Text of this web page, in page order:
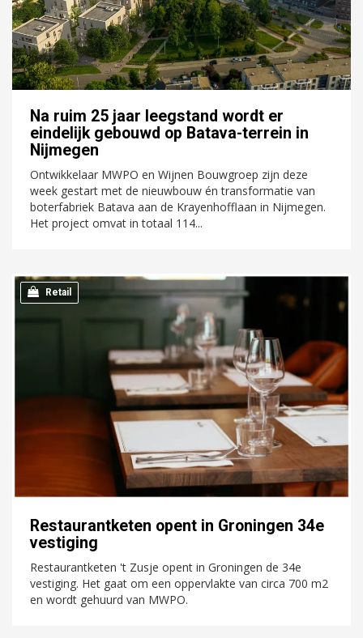
Na ruim 25 jaar leegstand wordt er
eindelijk gebouwd op Batava-terrein in
Nijmegen
Ontwikkelaar MWPO en Wijnen Bouwgroep zijn deze
week gestart met de nieuwbouw én transformatie van
boterfabriek Batava aan de Krayenhofflaan in Nijmegen.
Het project omvat in totaal 114...
Retail
Restaurantketen opent in Groningen 34e
vestiging
Restaurantketen 't Zusje opent in Groningen de 34e
vestiging. Het gaat om een oppervlakte van circa 700 m2
en wordt gehuurd van MWPO.